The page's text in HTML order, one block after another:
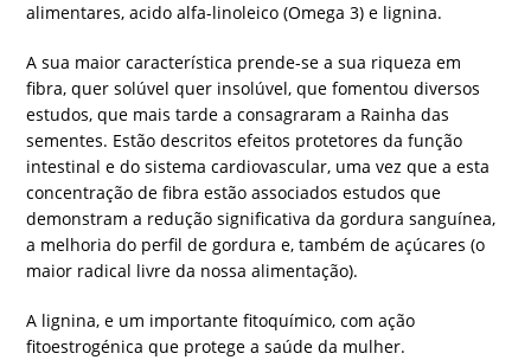
alimentares, acido alfa-linoleico (Omega 3) e lignina.
A sua maior característica prende-se a sua riqueza em
fibra, quer solúvel quer insolúvel, que fomentou diversos
estudos, que mais tarde a consagraram a Rainha das
sementes. Estão descritos efeitos protetores da função
intestinal e do sistema cardiovascular, uma vez que a esta
concentração de fibra estão associados estudos que
demonstram a redução significativa da gordura sanguínea,
a melhoria do perfil de gordura e, também de açúcares (o
maior radical livre da nossa alimentação).
A lignina, e um importante fitoquímico, com ação
fitoestrogénica que protege a saúde da mulher.